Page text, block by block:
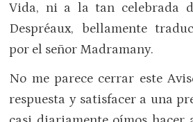
Vida, ni a la tan celebrada
Despréaux, bellamente
por el señor Madramany.
No me parece cerrar este
respuesta y satisfacer a una